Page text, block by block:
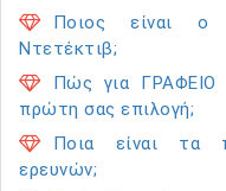
Ποιος είναι ο
Ντετέκτιβ;
Πώς για ΓΡΑΦΕΙΟ
πρώτη σας επιλογή;
Ποια είναι τα
ερευνών;